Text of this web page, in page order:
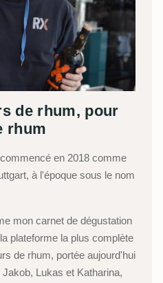
de rhum, pour
rhum
en 2018 comme
à l'époque sous le nom
mon carnet de dégustation
plateforme la plus complète
de rhum, portée aujourd'hui
Lukas et Katharina,